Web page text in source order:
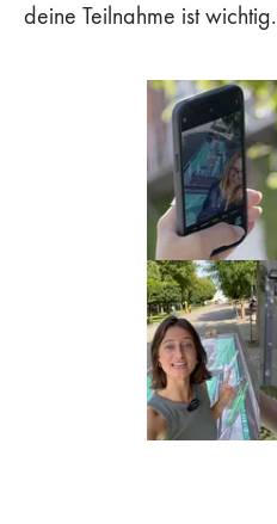
deine Teilnahme ist wichtig.